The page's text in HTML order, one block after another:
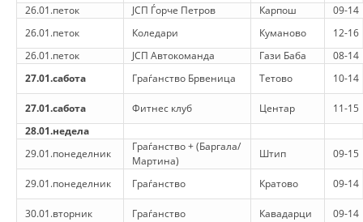
ПРИРАЧНИЦИ
СТРАТЕГИИ
ЕДУКАТИВНО ИНФОРМАТИВНИ МАТЕРИЈАЛИ
БРОШУРИ
26.01.петок
ЈСП Ѓорче Петров Карпош
09-14
26.01.петок
Коледари Куманово
12-16
26.01.петок
ЈСП Автокоманда Гази Баба
08-14
27.01.сабота
Граѓанство Брвеница Тетово 10-14
27.01.сабота Фитнес клуб Центар
11-15
28.01.недела
29.01.понеделник
Граѓанство + (Баргала/
Мартина)
Штип 09-15
29.01.понеделник Граѓанство Кратово 09-14
30.01.вторник Граѓанство Кавадарци
09-14